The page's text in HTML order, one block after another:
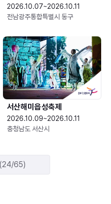
2026.10.07~2026.10.11
전남광주통합특별시 동구
서산해미읍성축제
2026.10.09~2026.10.11
충청남도 서산시
65)